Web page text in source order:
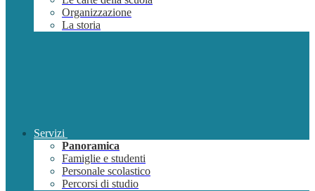
Organizzazione
La storia
Servizi
Panoramica
Famiglie e studenti
Personale scolastico
Percorsi di studio